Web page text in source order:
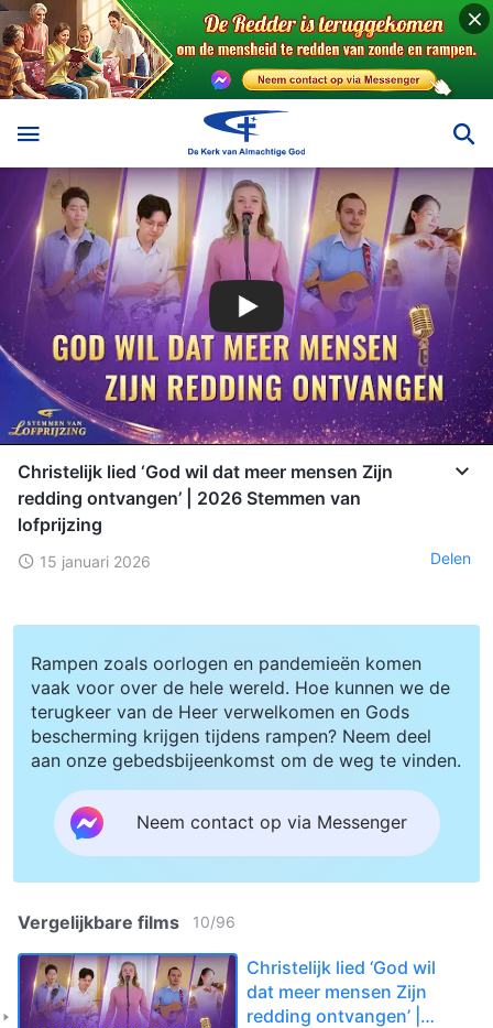
Christelijk lied ‘God wil dat meer mensen Zijn
redding ontvangen’ | 2026 Stemmen van
lofprijzing
15 januari 2026 Delen
Rampen zoals oorlogen en pandemieën komen
vaak voor over de hele wereld. Hoe kunnen we de
terugkeer van de Heer verwelkomen en Gods
bescherming krijgen tijdens rampen? Neem deel
aan onze gebedsbijeenkomst om de weg te vinden.
Neem contact op via Messenger
Vergelijkbare films 10/96
Christelijk lied ‘God wil
dat meer mensen Zijn
redding ontvangen’ |